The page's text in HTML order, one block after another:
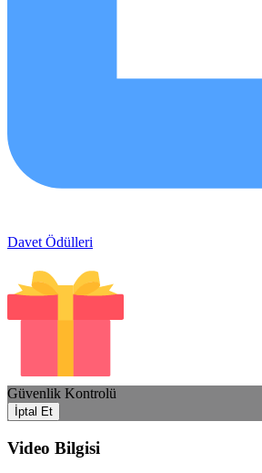
Davet Ödülleri
Güvenlik Kontrolü
İptal Et
Video Bilgisi